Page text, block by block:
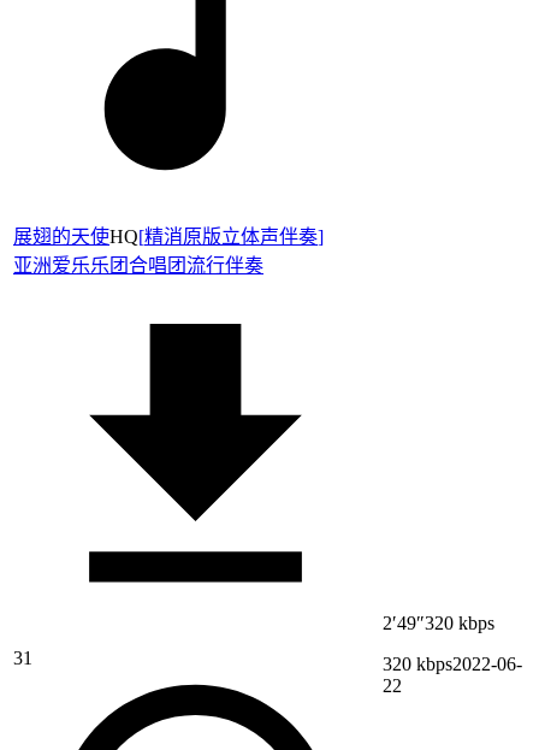
展翅的天使HQ[精消原版立体声伴奏]
亚洲爱乐乐团合唱团流行伴奏
31
2′49″320 kbps
320 kbps2022-06-
22